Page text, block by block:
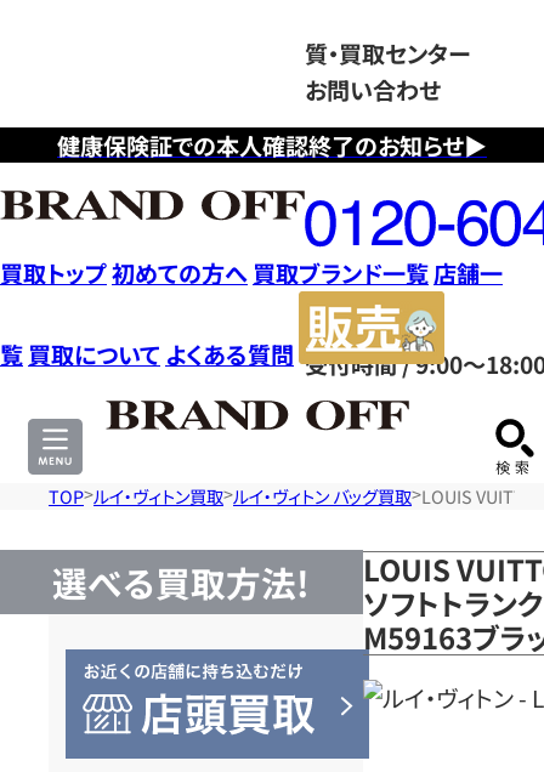
健康保険証での本人確認終了のお知らせ▶
質・買取センター
お問い合わせ
フ
リ
ー
ダ
イ
ヤ
ル
0120604117
受付時間 / 9:00～
買取トップ初めての方へ 買取ブランド一覧店舗一
覧 買取について よくある質問
サ
TOP ルイ・ヴィトン買取 ルイ・ヴィトン バッグ買取 LOUIS
選べる買取方法!
LOUIS
ソフトトラン
M59163ブラ